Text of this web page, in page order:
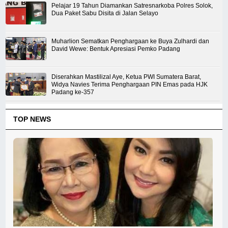
Pelajar 19 Tahun Diamankan Satresnarkoba Polres Solok,
Dua Paket Sabu Disita di Jalan Selayo
Muharlion Sematkan Penghargaan ke Buya Zulhardi dan
David Wewe: Bentuk Apresiasi Pemko Padang
Diserahkan Mastilizal Aye, Ketua PWI Sumatera Barat,
Widya Navies Terima Penghargaan PIN Emas pada HJK
Padang ke-357
TOP NEWS